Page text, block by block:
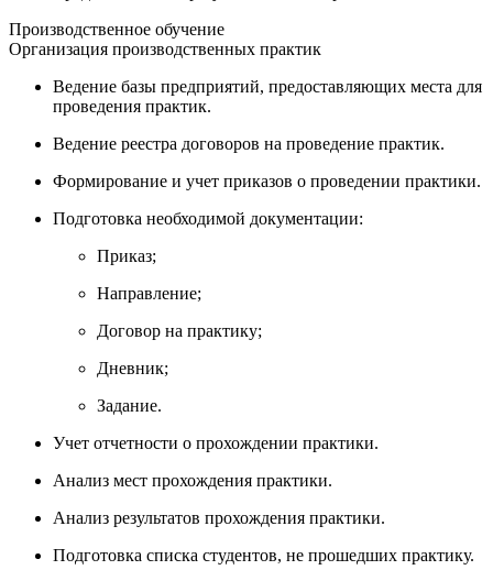
Производственное обучение
Организация производственных практик
Ведение базы предприятий, предоставляющих места для
проведения практик.
Ведение реестра договоров на проведение практик.
Формирование и учет приказов о проведении практики.
Подготовка необходимой документации:
Приказ;
Направление;
Договор на практику;
Дневник;
Задание.
Учет отчетности о прохождении практики.
Анализ мест прохождения практики.
Анализ результатов прохождения практики.
Подготовка списка студентов, не прошедших практику.